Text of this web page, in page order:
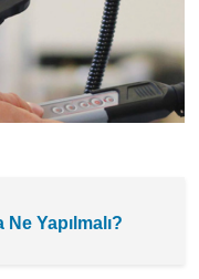
Yapılmalı?